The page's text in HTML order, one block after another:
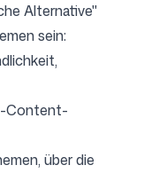
Alternative"
sein:
Content-
über die